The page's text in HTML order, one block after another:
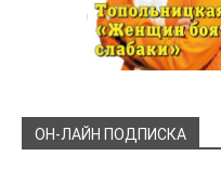
ОН-ЛАЙН ПОДПИСКА